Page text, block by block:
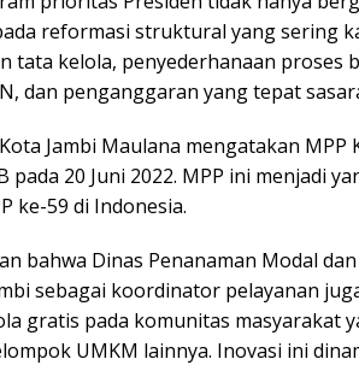
reformasi struktural yang sering
tata kelola, penyederhanaan proses
dan penganggaran yang tepat
Jambi Maulana mengatakan MPP
pada 20 Juni 2022. MPP ini menjadi
ke-59 di Indonesia.
bahwa Dinas Penanaman Modal
sebagai koordinator pelayanan
gratis pada komunitas masyarakat
UMKM lainnya. Inovasi ini